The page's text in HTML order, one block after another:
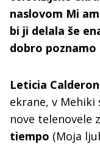
naslovom Mi
bi ji delala še
dobro poznamo
Leticia Calderon
ekrane, v Mehiki
nove telenovele
tiempo (Moja